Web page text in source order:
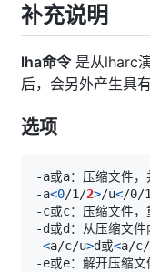
补充说明
lha命令是从lharc
后，会另外产生具有
选项
-a<0/1/2>/u</0/
-<a/c/u>d或<a/